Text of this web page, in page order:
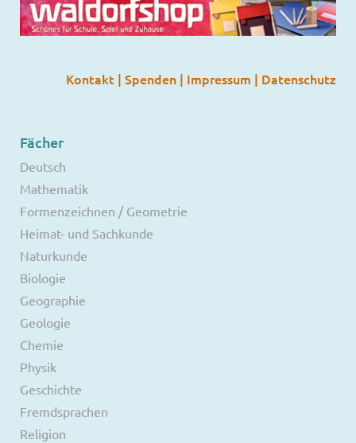
Kontakt | Spenden | Impressum | Datenschutz
Fächer
Deutsch
Mathematik
Formenzeichnen / Geometrie
Heimat- und Sachkunde
Naturkunde
Biologie
Geographie
Geologie
Chemie
Physik
Geschichte
Fremdsprachen
Religion